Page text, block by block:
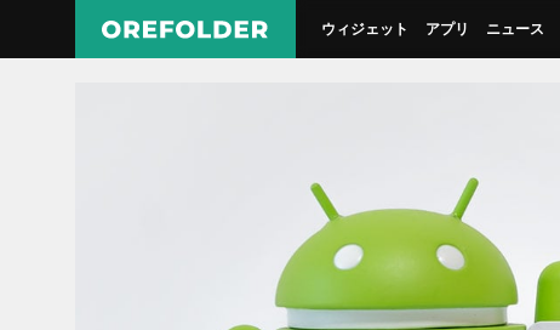
ウィジェット アプリ ニュース